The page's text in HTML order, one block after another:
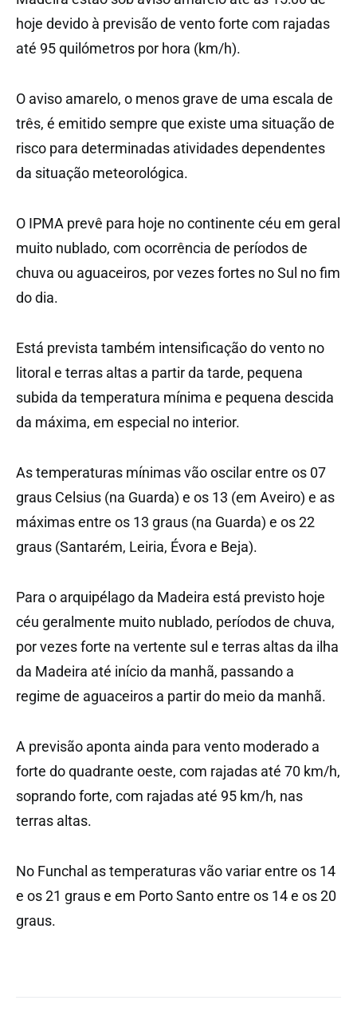
hoje devido à previsão de vento forte com rajadas
até 95 quilómetros por hora (km/h).
O aviso amarelo, o menos grave de uma escala de
três, é emitido sempre que existe uma situação de
risco para determinadas atividades dependentes
da situação meteorológica.
O IPMA prevê para hoje no continente céu em geral
muito nublado, com ocorrência de períodos de
chuva ou aguaceiros, por vezes fortes no Sul no fim
do dia.
Está prevista também intensificação do vento no
litoral e terras altas a partir da tarde, pequena
subida da temperatura mínima e pequena descida
da máxima, em especial no interior.
As temperaturas mínimas vão oscilar entre os 07
graus Celsius (na Guarda) e os 13 (em Aveiro) e as
máximas entre os 13 graus (na Guarda) e os 22
graus (Santarém, Leiria, Évora e Beja).
Para o arquipélago da Madeira está previsto hoje
céu geralmente muito nublado, períodos de chuva,
por vezes forte na vertente sul e terras altas da ilha
da Madeira até início da manhã, passando a
regime de aguaceiros a partir do meio da manhã.
A previsão aponta ainda para vento moderado a
forte do quadrante oeste, com rajadas até 70 km/h,
soprando forte, com rajadas até 95 km/h, nas
terras altas.
No Funchal as temperaturas vão variar entre os 14
e os 21 graus e em Porto Santo entre os 14 e os 20
graus.